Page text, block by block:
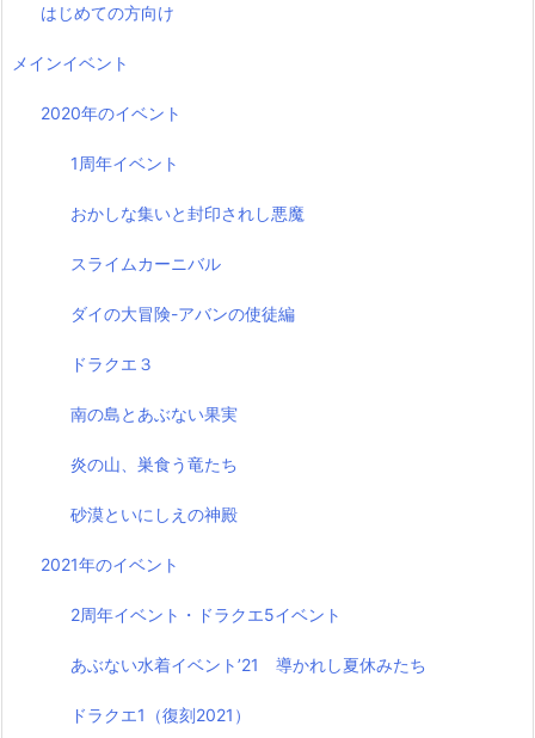
はじめての方向け
メインイベント
2020年のイベント
1周年イベント
おかしな集いと封印されし悪魔
スライムカーニバル
ダイの大冒険-アバンの使徒編
ドラクエ３
南の島とあぶない果実
炎の山、巣食う竜たち
砂漠といにしえの神殿
2021年のイベント
2周年イベント・ドラクエ5イベント
あぶない水着イベント’21 導かれし夏休みたち
ドラクエ1（復刻2021）